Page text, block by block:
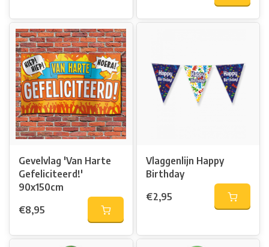
Gevelvlag 'Van Harte
Gefeliciteerd!'
90x150cm
€8,95
Vlaggenlijn Happy
Birthday
€2,95